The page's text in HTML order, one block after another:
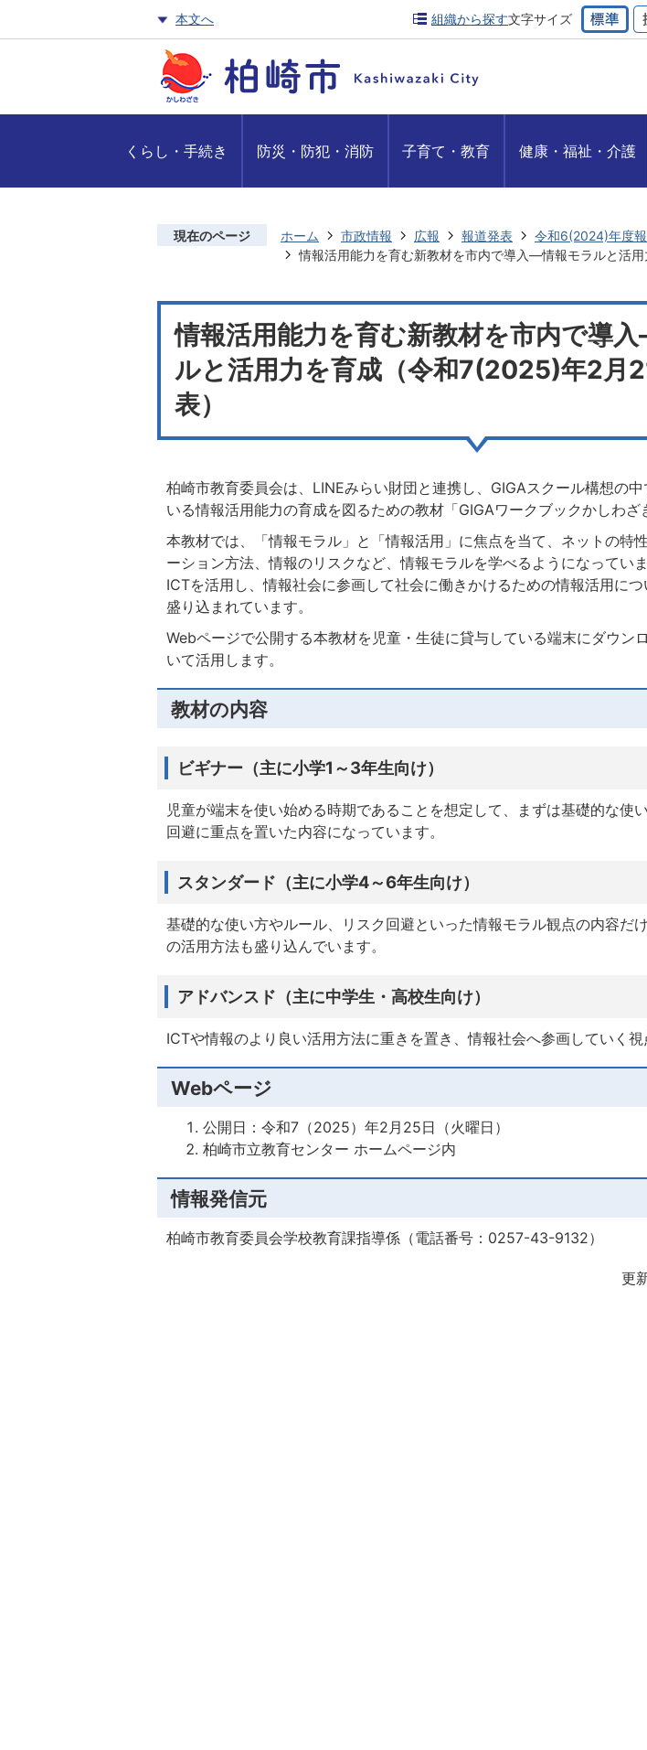
本文へ 組織から探す文字サイズ
くらし・手続き 防災・防犯・消防 子育て・教育 健康・福祉・介護
現在のページ ホーム 市政情報 広報 報道発表 令和6(2024)年度
情報活用能力を育む新教材を市内で導入―情報モラルと活
情報活用能力を育む新教材を市内で導
ルと活用力を育成（令和7(2025)年2月
表）
柏崎市教育委員会は、LINEみらい財団と連携し、GIGAスクール構想の
いる情報活用能力の育成を図るための教材「GIGAワークブックかしわざ
本教材では、「情報モラル」と「情報活用」に焦点を当て、ネットの特
ーション方法、情報のリスクなど、情報モラルを学べるようになってい
ICTを活用し、情報社会に参画して社会に働きかけるための情報活用に
盛り込まれています。
Webページで公開する本教材を児童・生徒に貸与している端末にダウン
いて活用します。
教材の内容
ビギナー（主に小学1～3年生向け）
児童が端末を使い始める時期であることを想定して、まずは基礎的な使
回避に重点を置いた内容になっています。
スタンダード（主に小学4～6年生向け）
基礎的な使い方やルール、リスク回避といった情報モラル観点の内容だ
の活用方法も盛り込んでいます。
アドバンスド（主に中学生・高校生向け）
ICTや情報のより良い活用方法に重きを置き、情報社会へ参画していく視
Webページ
公開日：令和7（2025）年2月25日（火曜日）
柏崎市立教育センター ホームページ内
情報発信元
柏崎市教育委員会学校教育課指導係（電話番号：0257-43-9132）
更